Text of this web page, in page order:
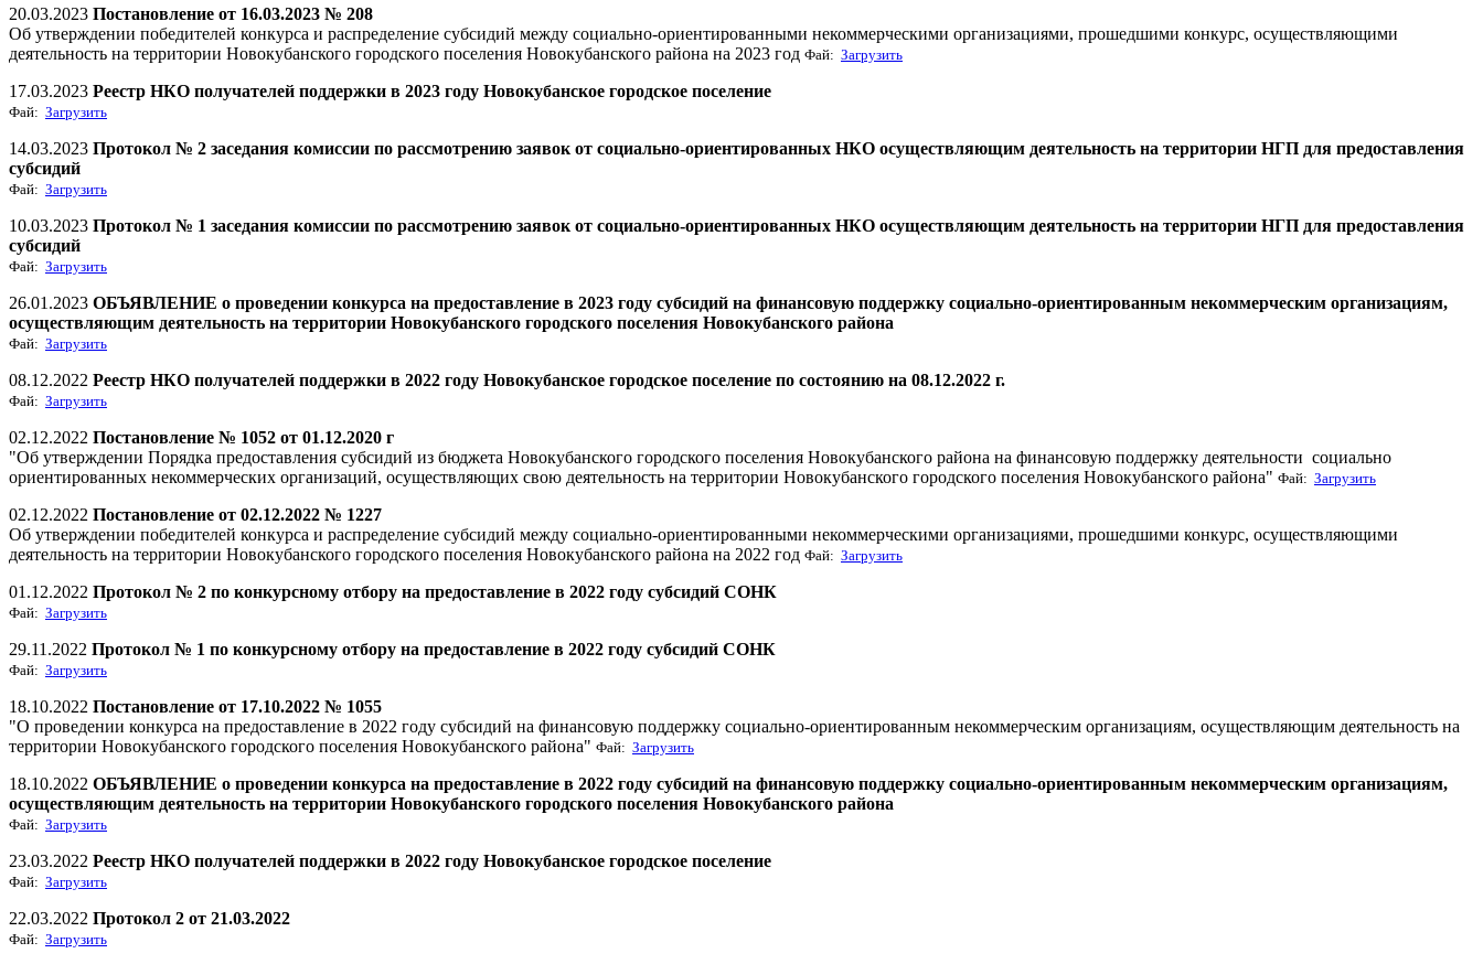
20.03.2023 Постановление от 16.03.2023 № 208
Об утверждении победителей конкурса и распределение субсидий между социально-ориентированными некоммерческими организациями, прошедшими конкурс, осуществляющими
деятельность на территории Новокубанского городского поселения Новокубанского района на 2023 год Фай: Загрузить
17.03.2023 Реестр НКО получателей поддержки в 2023 году Новокубанское городское поселение
Фай: Загрузить
14.03.2023 Протокол № 2 заседания комиссии по рассмотрению заявок от социально-ориентированных НКО осуществляющим деятельность на территории НГП для предоставления
субсидий
Фай: Загрузить
10.03.2023 Протокол № 1 заседания комиссии по рассмотрению заявок от социально-ориентированных НКО осуществляющим деятельность на территории НГП для предоставления
субсидий
Фай: Загрузить
26.01.2023 ОБЪЯВЛЕНИЕ о проведении конкурса на предоставление в 2023 году субсидий на финансовую поддержку социально-ориентированным некоммерческим организациям,
осуществляющим деятельность на территории Новокубанского городского поселения Новокубанского района
Фай: Загрузить
08.12.2022 Реестр НКО получателей поддержки в 2022 году Новокубанское городское поселение по состоянию на 08.12.2022 г.
Фай: Загрузить
02.12.2022 Постановление № 1052 от 01.12.2020 г
"Об утверждении Порядка предоставления субсидий из бюджета Новокубанского городского поселения Новокубанского района на финансовую поддержку деятельности социально
ориентированных некоммерческих организаций, осуществляющих свою деятельность на территории Новокубанского городского поселения Новокубанского района" Фай: Загрузить
02.12.2022 Постановление от 02.12.2022 № 1227
Об утверждении победителей конкурса и распределение субсидий между социально-ориентированными некоммерческими организациями, прошедшими конкурс, осуществляющими
деятельность на территории Новокубанского городского поселения Новокубанского района на 2022 год Фай: Загрузить
01.12.2022 Протокол № 2 по конкурсному отбору на предоставление в 2022 году субсидий СОНК
Фай: Загрузить
29.11.2022 Протокол № 1 по конкурсному отбору на предоставление в 2022 году субсидий СОНК
Фай: Загрузить
18.10.2022 Постановление от 17.10.2022 № 1055
"О проведении конкурса на предоставление в 2022 году субсидий на финансовую поддержку социально-ориентированным некоммерческим организациям, осуществляющим деятельность на
территории Новокубанского городского поселения Новокубанского района" Фай: Загрузить
18.10.2022 ОБЪЯВЛЕНИЕ о проведении конкурса на предоставление в 2022 году субсидий на финансовую поддержку социально-ориентированным некоммерческим организациям,
осуществляющим деятельность на территории Новокубанского городского поселения Новокубанского района
Фай: Загрузить
23.03.2022 Реестр НКО получателей поддержки в 2022 году Новокубанское городское поселение
Фай: Загрузить
22.03.2022 Протокол 2 от 21.03.2022
Фай: Загрузить